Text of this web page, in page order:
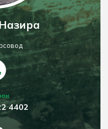
4402